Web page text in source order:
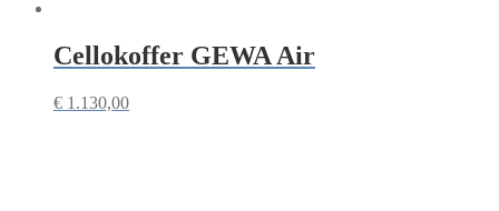
Cellokoffer GEWA Air
€ 1.130,00